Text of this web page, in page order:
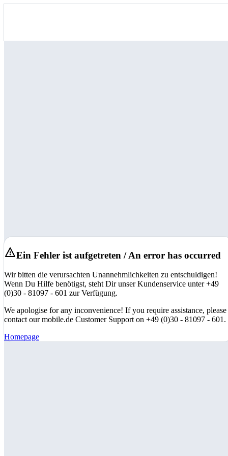
Ein Fehler ist aufgetreten / An error has occurred
Wir bitten die verursachten Unannehmlichkeiten zu entschuldigen!
Wenn Du Hilfe benötigst, steht Dir unser Kundenservice unter +49
(0)30 - 81097 - 601 zur Verfügung.
We apologise for any inconvenience! If you require assistance, please
contact our mobile.de Customer Support on +49 (0)30 - 81097 - 601.
Homepage